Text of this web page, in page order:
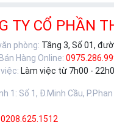
TY CỔ PHẦN
phòng: Tầng 3, Số 01,
Hàng Online:
Làm việc từ 7h00 -
1 : Số 1, Đ.Minh Cầu,
0208.625.1512